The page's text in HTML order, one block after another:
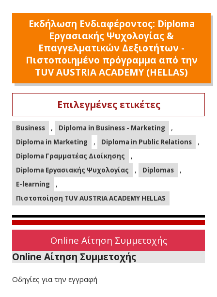
Εκδήλωση Ενδιαφέροντος: Diploma
Εργασιακής Ψυχολογίας &
Επαγγελματικών Δεξιοτήτων -
Πιστοποιημένο πρόγραμμα από την
TUV AUSTRIA ACADEMY (HELLAS)
Επιλεγμένες ετικέτες
Business , Diploma in Business - Marketing ,
Diploma in Marketing , Diploma in Public Relations ,
Diploma Γραμματέας Διοίκησης ,
Diploma Εργασιακής Ψυχολογίας , Diplomas ,
E-learning ,
Πιστοποίηση TUV AUSTRIA ACADEMY HELLAS
Online Αίτηση Συμμετοχής
Online Αίτηση Συμμετοχής
Οδηγίες για την εγγραφή